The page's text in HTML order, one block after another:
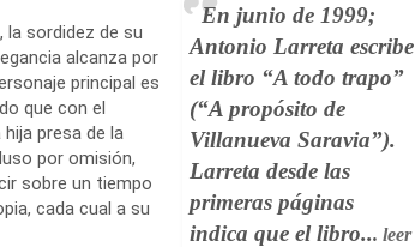
En junio de 1999;
Antonio Larreta escribe
el libro “A todo trapo”
(“A propósito de
Villanueva Saravia”).
Larreta desde las
primeras páginas
indica que el libro... leer
la sordidez de su
alcanza por
principal es
que con el
presa de la
por omisión,
sobre un tiempo
cada cual a su